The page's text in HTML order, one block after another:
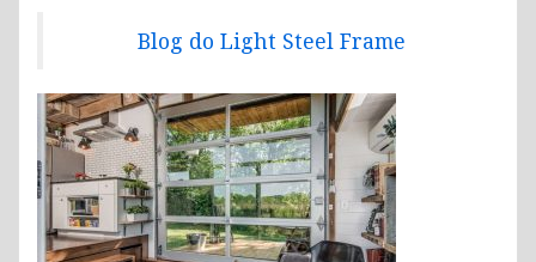
Blog do Light Steel Frame